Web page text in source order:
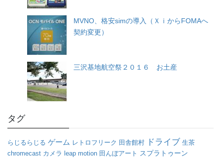
MVNO、格安simの導入（ＸｉからFOMAへ
契約変更）
三沢基地航空祭２０１６ お土産
タグ
らじるらじる ゲーム レトロフリーク 田舎館村 ドライブ 生茶
chromecast カメラ leap motion 田んぼアート スプラトゥーン